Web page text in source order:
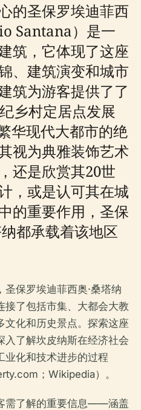
的圣保罗埃迪菲西
Santana）是一
筑，它体现了这座
、建筑演变和城市
筑为游客提供了了
乡村定居点发展
华现代大都市的绝
视为典雅装饰艺术
还是欣赏其20世
，或是认可其在城
的重要作用，圣保
都承载着该地区
保罗埃迪菲西奥·桑塔纳
接了包括市集、大都会大教
文化和历史景点。探索这座
入了解坎皮纳斯在经济社会
业化和技术进步的过程
；Wikipedia）。
需了解的重要信息——涵盖